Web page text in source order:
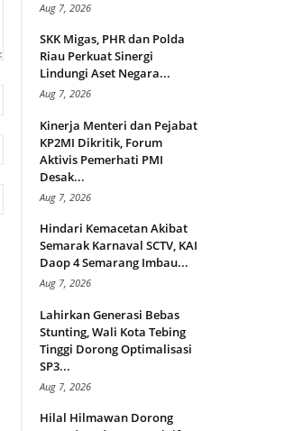
Aug 7, 2026
SKK Migas, PHR dan Polda
Riau Perkuat Sinergi
Lindungi Aset Negara...
Aug 7, 2026
Kinerja Menteri dan Pejabat
KP2MI Dikritik, Forum
Aktivis Pemerhati PMI
Desak...
Aug 7, 2026
Hindari Kemacetan Akibat
Semarak Karnaval SCTV, KAI
Daop 4 Semarang Imbau...
Aug 7, 2026
Lahirkan Generasi Bebas
Stunting, Wali Kota Tebing
Tinggi Dorong Optimalisasi
SP3...
Aug 7, 2026
Hilal Hilmawan Dorong